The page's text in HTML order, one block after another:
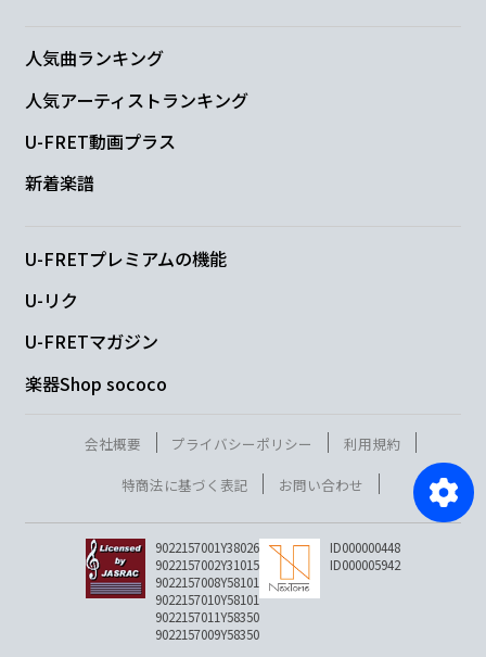
人気曲ランキング
人気アーティストランキング
U-FRET動画プラス
新着楽譜
U-FRETプレミアムの機能
U-リク
U-FRETマガジン
楽器Shop sococo
会社概要 プライバシーポリシー
利用規約
特商法に基づく表記
お問い合わせ
9022157001Y38026
9022157002Y31015
9022157008Y58101
9022157010Y58101
9022157011Y58350
9022157009Y58350
ID000000448
ID000005942